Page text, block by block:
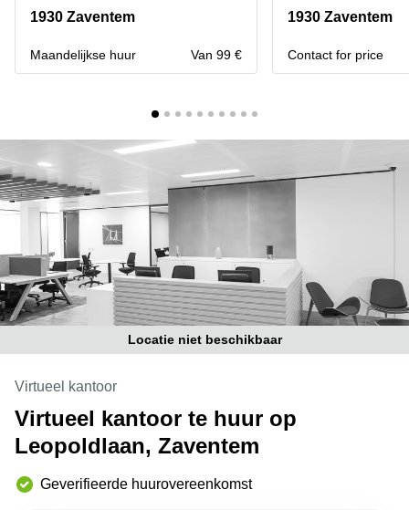
huren
Elsene
Herentals
Oostende
ruimtes te
huur in
Vergaderzaal
huren in
Gent
Handelspand
te huur in
Hasselt
Location
centre
à Mons
Huren
kantoor in
Antwerpen
huren in
1930 Zaventem
Maandelijkse huur Van 99 €
1930 Zaventem
Contact for price
Locatie niet beschikbaar
Virtueel kantoor
Virtueel kantoor te huur op
Leopoldlaan, Zaventem
Geverifieerde huurovereenkomst